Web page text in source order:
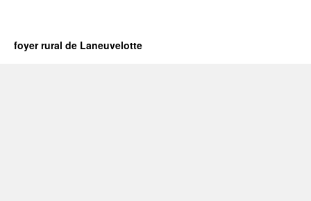
foyer rural de Laneuvelotte